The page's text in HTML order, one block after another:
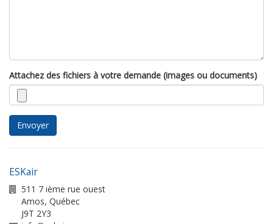
Attachez des fichiers à votre demande (images ou documents)
Envoyer
ESKair
511 7 ième rue ouest
Amos, Québec
J9T 2Y3